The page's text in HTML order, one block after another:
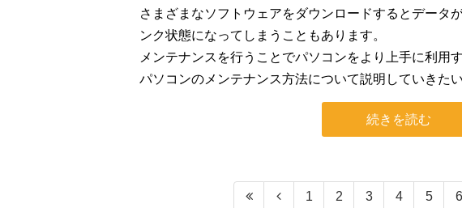
さまざまなソフトウェアをダウンロードするとデータ
ンク状態になってしまうこともあります。
メンテナンスを行うことでパソコンをより上手に利用
パソコンのメンテナンス方法について説明していきたい
続きを読む
1 2 3 4 5 6